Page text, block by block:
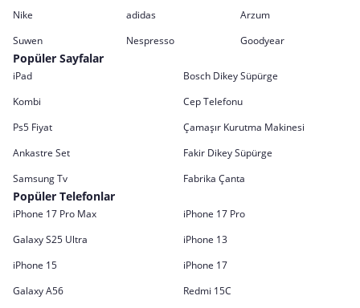
Nike adidas
Arzum
Suwen
Nespresso Goodyear
Popüler Sayfalar
iPad
Bosch Dikey Süpürge
Kombi
Cep Telefonu
Ps5 Fiyat
Çamaşır Kurutma Makinesi
Ankastre Set
Fakir Dikey Süpürge
Samsung Tv
Fabrika Çanta
Popüler Telefonlar
iPhone 17 Pro Max
iPhone 17 Pro
Galaxy S25 Ultra
iPhone 13
iPhone 15
iPhone 17
Galaxy A56
Redmi 15C